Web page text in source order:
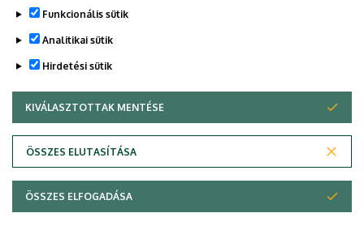
Adatvédelem
Szerzői jog &másolat; @év @szervezet @verzió
Funkcionális sütik
Analitikai sütik
Hirdetési sütik
KIVÁLASZTOTTAK MENTÉSE
ÖSSZES ELUTASÍTÁSA
WITHDRAW CONSENT
ÖSSZES ELFOGADÁSA